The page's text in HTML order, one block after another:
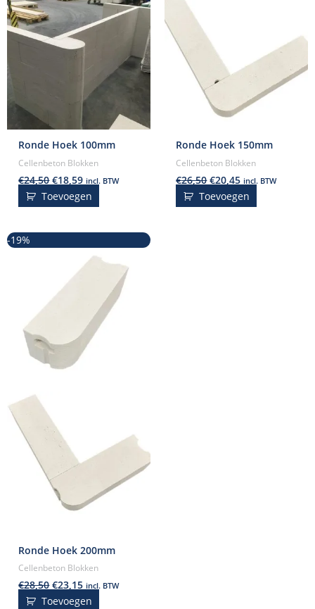
Ronde Hoek 100mm
Cellenbeton Blokken
€24,50 €18,59 incl. BTW
Toevoegen
Ronde Hoek 150mm
Cellenbeton Blokken
€26,50 €20,45 incl. BTW
Toevoegen
-19%
Ronde Hoek 200mm
Cellenbeton Blokken
€28,50
€28,50.
€23,15
prijs
is:
€23,15.
incl. BTW
Toevoegen